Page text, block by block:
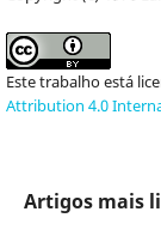
Este trabalho está
Attribution 4.0
Artigos mais